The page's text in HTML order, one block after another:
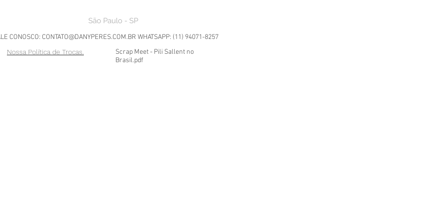
São Paulo - SP
CONOSCO: CONTATO@DANYPERES.COM.BR WHATSAPP: (11) 94071-8257
Nossa Política de Trocas.
Scrap Meet - Pili Sallent no
Brasil.pdf